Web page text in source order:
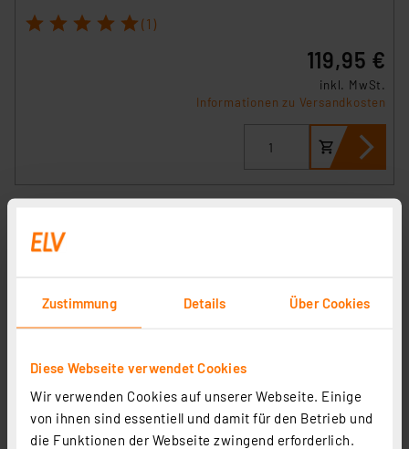
Zustimmung Details Über Cookies
Diese Webseite verwendet Cookies
Wir verwenden Cookies auf unserer Webseite. Einige
von ihnen sind essentiell und damit für den Betrieb und
die Funktionen der Webseite zwingend erforderlich.
1 2 3 4 5 (1)
119,95 €
inkl. MwSt.
Informationen zu Versandkosten
Schellenberg Funk-Rollladenmotor Maxi PREMIUM, 20